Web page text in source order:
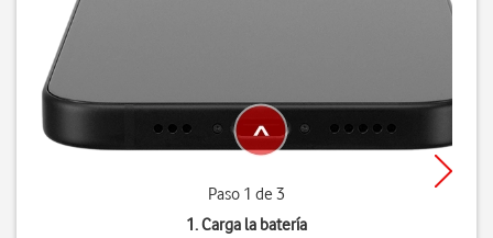
Paso 1 de 3
1. Carga la batería